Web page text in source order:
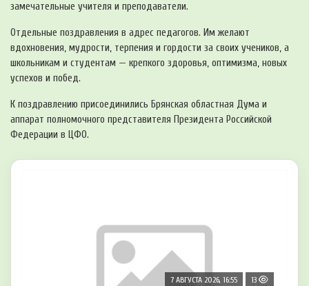
замечательные учителя и преподаватели.
Отдельные поздравления в адрес педагогов. Им желают
вдохновения, мудрости, терпения и гордости за своих учеников, а
школьникам и студентам — крепкого здоровья, оптимизма, новых
успехов и побед.
К поздравлению присоединились Брянская областная Дума и
аппарат полномочного представителя Президента Российской
Федерации в ЦФО.
7 АВГУСТА 2026, 16:55 13